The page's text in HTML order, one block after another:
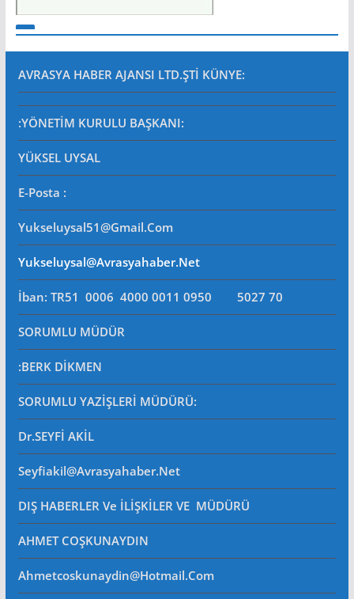
AVRASYA HABER AJANSI LTD.ŞTİ KÜNYE:
:YÖNETİM KURULU BAŞKANI:
YÜKSEL UYSAL
E-Posta :
Yukseluysal51@gmail.com
Yukseluysal@avrasyahaber.net
İban: TR51 0006 4000 0011 0950 5027 70
SORUMLU MÜDÜR
:BERK DİKMEN
SORUMLU YAZİŞLERİ MÜDÜRÜ:
Dr.SEYFİ AKİL
Seyfiakil@avrasyahaber.net
DIŞ HABERLER Ve İLİŞKİLER VE MÜDÜRÜ
AHMET COŞKUNAYDIN
Ahmetcoskunaydin@hotmail.com